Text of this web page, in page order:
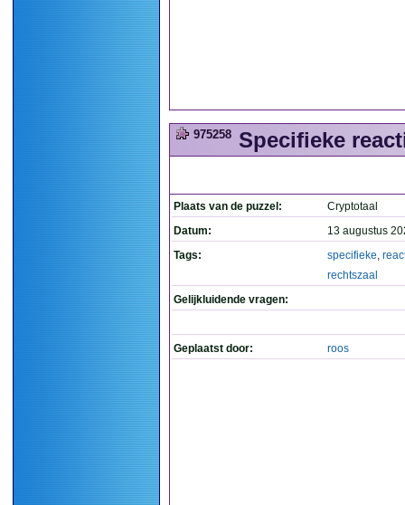
975258 Specifieke
Plaats van de puzzel:
Cryptotaal
Datum:
13 augustus
Tags:
specifieke,
rechtszaal
Gelijkluidende vragen:
Geplaatst door: roos